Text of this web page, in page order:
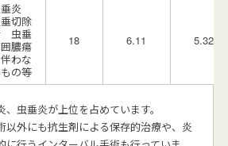
炎
切除
虫垂
膿瘍
わな
の等
18 6.11 5.32
虫垂炎が上位を占めています。
以外にも抗生剤による保存的治療や、炎